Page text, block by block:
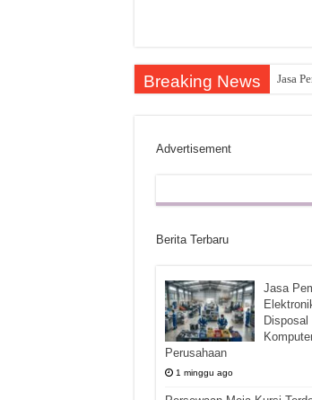
Breaking News Jasa
Advertisement
Berita Terbaru
Jasa
Perusahaan
1 minggu ago